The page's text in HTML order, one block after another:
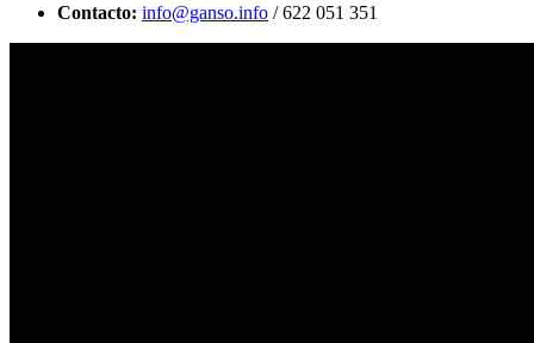
Contacto: info@ganso.info / 622 051 351